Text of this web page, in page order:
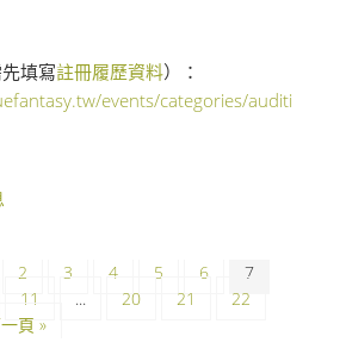
填寫註冊履歷資料）：
events/categories/auditi
2 3 4 5 6
7
11 ... 20 21
22
頁 »